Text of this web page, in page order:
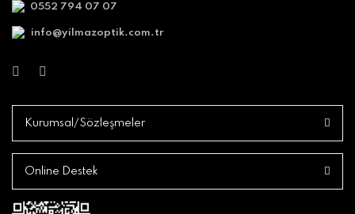
0552 794 07 07
info@yilmazoptik.com.tr
Kurumsal/Sözleşmeler
Online Destek